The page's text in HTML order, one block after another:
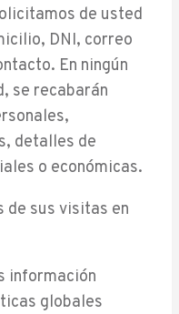
de usted
DNI, correo
En ningún
se recabarán
detalles de
o económicas.
de sus visitas en
información
globales